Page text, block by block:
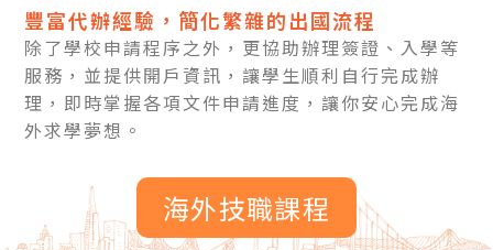
豐富代辦經驗，簡化繁雜的出國流程
除了學校申請程序之外，更協助辦理簽證、入學等
服務，並提供開戶資訊，讓學生順利自行完成辦
理，即時掌握各項文件申請進度，讓你安心完成海
外求學夢想。
海外技職課程